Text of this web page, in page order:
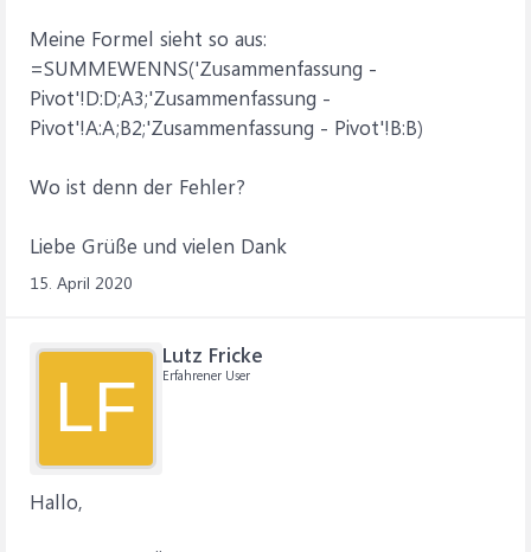
Meine Formel sieht so aus:
=SUMMEWENNS('Zusammenfassung -
Pivot'!D:D;A3;'Zusammenfassung -
Pivot'!A:A;B2;'Zusammenfassung - Pivot'!B:B)
Wo ist denn der Fehler?
Liebe Grüße und vielen Dank
15. April 2020
LF
Lutz Fricke
Erfahrener User
Hallo,